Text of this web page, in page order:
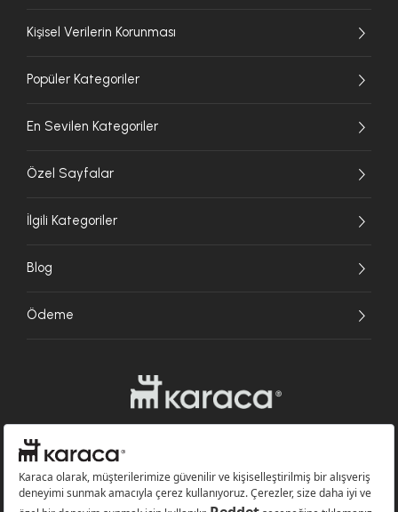
Kişisel Verilerin Korunması
Popüler Kategoriler
En Sevilen Kategoriler
Özel Sayfalar
İlgili Kategoriler
Blog
Ödeme